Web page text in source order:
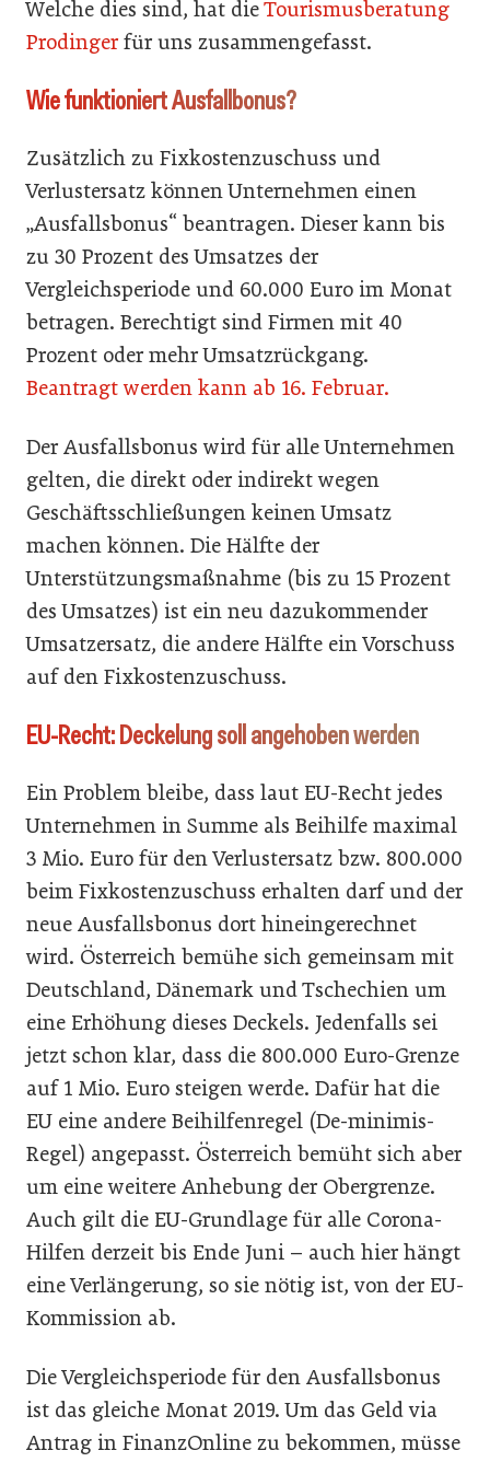
Welche dies sind, hat dieTourismusberatung
Prodingerfür uns zusammengefasst.
Wie funktioniert Ausfallbonus?
Zusätzlich zu Fixkostenzuschuss und
Verlustersatz können Unternehmen einen
„Ausfallsbonus“ beantragen. Dieser kann bis
zu 30 Prozent des Umsatzes der
Vergleichsperiode und 60.000 Euro im Monat
betragen. Berechtigt sind Firmen mit 40
Prozent oder mehr Umsatzrückgang.
Beantragt werden kann ab 16. Februar.
Der Ausfallsbonus wird für alle Unternehmen
gelten, die direkt oder indirekt wegen
Geschäftsschließungen keinen Umsatz
machen können. Die Hälfte der
Unterstützungsmaßnahme (bis zu 15 Prozent
des Umsatzes) ist ein neu dazukommender
Umsatzersatz, die andere Hälfte ein Vorschuss
auf den Fixkostenzuschuss.
EU-Recht: Deckelung soll angehoben werden
Ein Problem bleibe, dass laut EU-Recht jedes
Unternehmen in Summe als Beihilfe maximal
3 Mio. Euro für den Verlustersatz bzw. 800.000
beim Fixkostenzuschuss erhalten darf und der
neue Ausfallsbonus dort hineingerechnet
wird. Österreich bemühe sich gemeinsam mit
Deutschland, Dänemark und Tschechien um
eine Erhöhung dieses Deckels. Jedenfalls sei
jetzt schon klar, dass die 800.000 Euro-Grenze
auf 1 Mio. Euro steigen werde. Dafür hat die
EU eine andere Beihilfenregel (De-minimis-
Regel) angepasst. Österreich bemüht sich aber
um eine weitere Anhebung der Obergrenze.
Auch gilt die EU-Grundlage für alle Corona-
Hilfen derzeit bis Ende Juni – auch hier hängt
eine Verlängerung, so sie nötig ist, von der EU-
Kommission ab.
Die Vergleichsperiode für den Ausfallsbonus
ist das gleiche Monat 2019. Um das Geld via
Antrag in FinanzOnline zu bekommen, müsse